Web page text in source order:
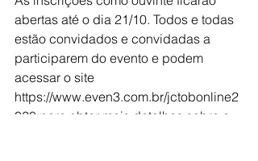
abertas até o dia 21/10. Todos e todas
estão convidados e convidadas a
participarem do evento e podem
acessar o site
https://www.even3.com.br/jctobonline2
020 para obter mais detalhes sobre a